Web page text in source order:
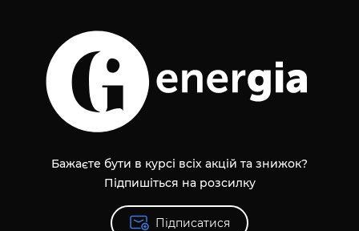
Бажаєте бути в курсі всіх акцій та знижок?
Підпишіться на розсилку
Підписатися